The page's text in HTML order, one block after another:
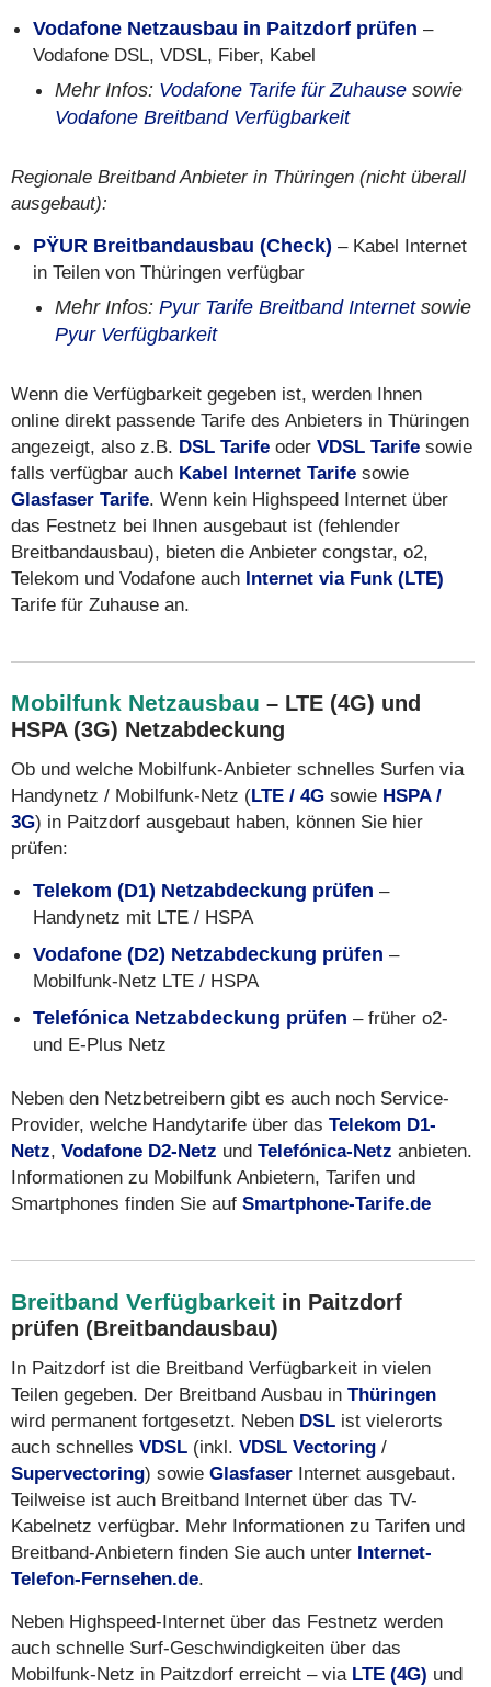
Vodafone Netzausbau in Paitzdorf prüfen –
Vodafone DSL, VDSL, Fiber, Kabel
Mehr Infos: Vodafone Tarife für Zuhause sowie
Vodafone Breitband Verfügbarkeit
Regionale Breitband Anbieter in Thüringen (nicht überall
ausgebaut):
PŸUR Breitbandausbau (Check) – Kabel Internet
in Teilen von Thüringen verfügbar
Mehr Infos: Pyur Tarife Breitband Internetsowie
Pyur Verfügbarkeit
Wenn die Verfügbarkeit gegeben ist, werden Ihnen
online direkt passende Tarife des Anbieters in Thüringen
angezeigt, also z.B. DSL Tarife oder VDSL Tarife sowie
falls verfügbar auch Kabel Internet Tarife sowie
Glasfaser Tarife. Wenn kein Highspeed Internet über
das Festnetz bei Ihnen ausgebaut ist (fehlender
Breitbandausbau), bieten die Anbieter congstar, o2,
Telekom und Vodafone auch Internet via Funk (LTE)
Tarife für Zuhause an.
Mobilfunk Netzausbau – LTE (4G) und
HSPA (3G) Netzabdeckung
Ob und welche Mobilfunk-Anbieter schnelles Surfen via
Handynetz / Mobilfunk-Netz (LTE / 4G sowie HSPA /
3G) in Paitzdorf ausgebaut haben, können Sie hier
prüfen:
Telekom (D1) Netzabdeckung prüfen –
Handynetz mit LTE / HSPA
Vodafone (D2) Netzabdeckung prüfen –
Mobilfunk-Netz LTE / HSPA
Telefónica Netzabdeckung prüfen – früher o2-
und E-Plus Netz
Neben den Netzbetreibern gibt es auch noch Service-
Provider, welche Handytarife über das Telekom D1-
Netz, Vodafone D2-Netz und Telefónica-Netz anbieten.
Informationen zu Mobilfunk Anbietern, Tarifen und
Smartphones finden Sie auf Smartphone-Tarife.de
Breitband Verfügbarkeit in Paitzdorf
prüfen (Breitbandausbau)
In Paitzdorf ist die Breitband Verfügbarkeit in vielen
Teilen gegeben. Der Breitband Ausbau in Thüringen
wird permanent fortgesetzt. Neben DSL ist vielerorts
auch schnelles VDSL (inkl. VDSL Vectoring /
Supervectoring) sowie Glasfaser Internet ausgebaut.
Teilweise ist auch Breitband Internet über das TV-
Kabelnetz verfügbar. Mehr Informationen zu Tarifen und
Breitband-Anbietern finden Sie auch unter Internet-
Telefon-Fernsehen.de.
Neben Highspeed-Internet über das Festnetz werden
auch schnelle Surf-Geschwindigkeiten über das
Mobilfunk-Netz in Paitzdorf erreicht – via LTE (4G) und